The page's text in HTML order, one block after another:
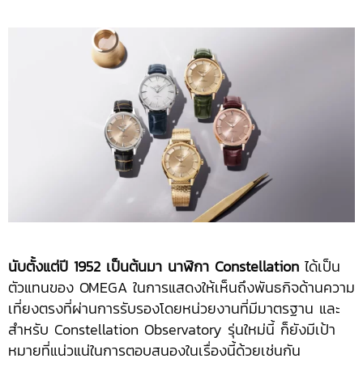
นับตั้งแต่ปี 1952 เป็นต้นมา นาฬิกา Constellation ได้เป็น
ตัวแทนของ OMEGA ในการแสดงให้เห็นถึงพันธกิจด้านความ
เที่ยงตรงที่ผ่านการรับรองโดยหน่วยงานที่มีมาตรฐาน และ
สำหรับ Constellation Observatory รุ่นใหม่นี้ ก็ยังมีเป้า
หมายที่แน่วแน่ในการตอบสนองในเรื่องนี้ด้วยเช่นกัน